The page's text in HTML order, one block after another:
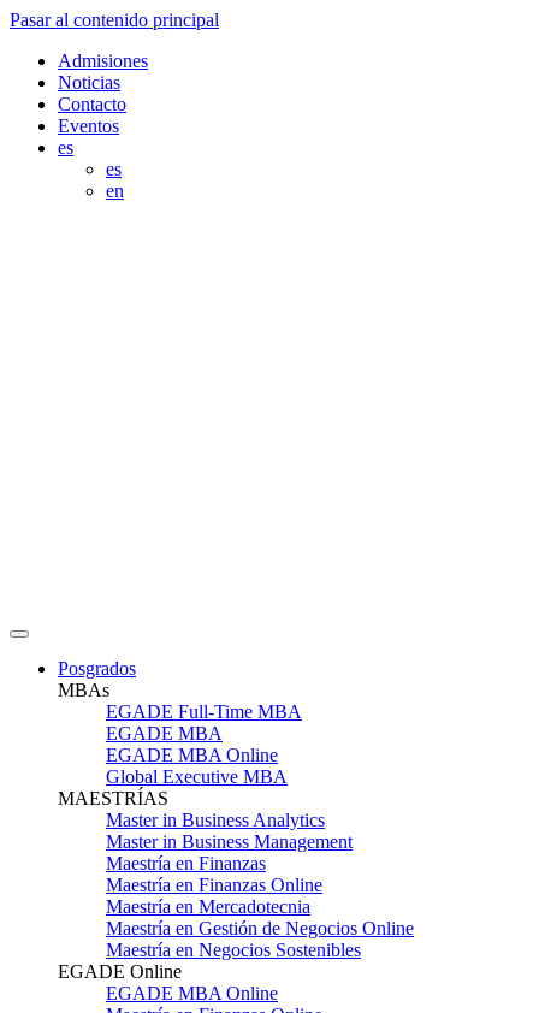
Pasar al contenido principal
Admisiones
Noticias
Contacto
Eventos
es
es
en
Posgrados
MBAs
EGADE Full-Time MBA
EGADE MBA
EGADE MBA Online
Global Executive MBA
MAESTRÍAS
Master in Business Analytics
Master in Business Management
Maestría en Finanzas
Maestría en Finanzas Online
Maestría en Mercadotecnia
Maestría en Gestión de Negocios Online
Maestría en Negocios Sostenibles
EGADE Online
EGADE MBA Online